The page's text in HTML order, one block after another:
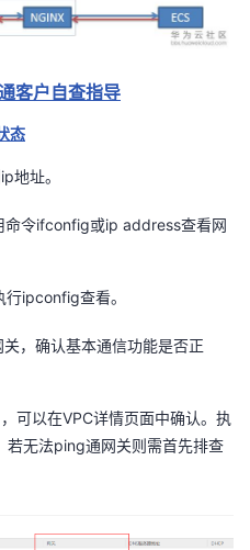
客户自查指导
态
ip地址。
命令ifconfig或ip address查看网
行ipconfig查看。
关，确认基本通信功能是否正
，可以在VPC详情页面中确认。执
若无法ping通网关则需首先排查